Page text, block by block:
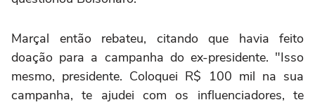
Marçal então rebateu, citando que havia feito
doação para a campanha do ex-presidente. "Isso
mesmo, presidente. Coloquei R$ 100 mil na sua
campanha, te ajudei com os influenciadores, te